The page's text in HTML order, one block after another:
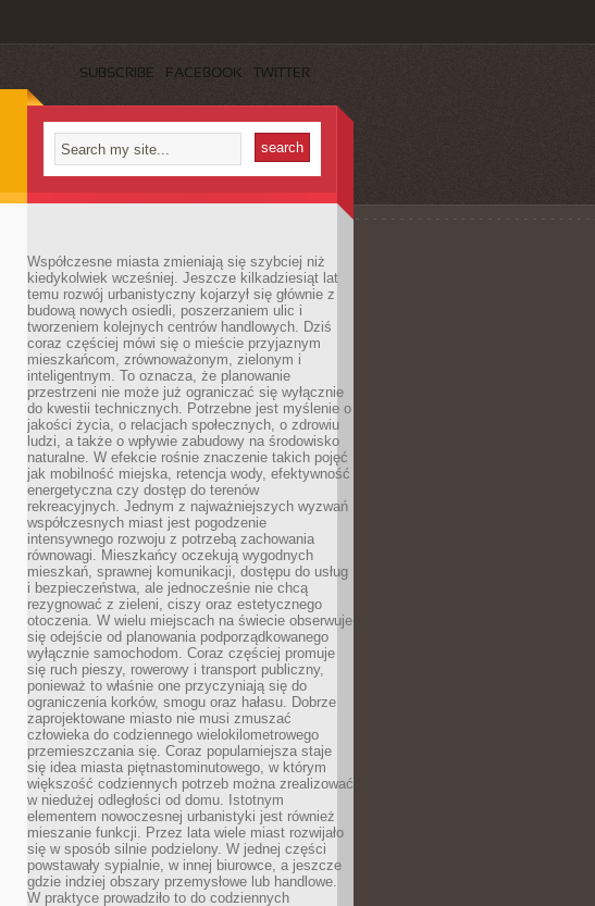
SUBSCRIBE FACEBOOK TWITTER
Współczesne miasta zmieniają się szybciej niż
kiedykolwiek wcześniej. Jeszcze kilkadziesiąt lat
temu rozwój urbanistyczny kojarzył się głównie z
budową nowych osiedli, poszerzaniem ulic i
tworzeniem kolejnych centrów handlowych. Dziś
coraz częściej mówi się o mieście przyjaznym
mieszkańcom, zrównoważonym, zielonym i
inteligentnym. To oznacza, że planowanie
przestrzeni nie może już ograniczać się wyłącznie
do kwestii technicznych. Potrzebne jest myślenie o
jakości życia, o relacjach społecznych, o zdrowiu
ludzi, a także o wpływie zabudowy na środowisko
naturalne. W efekcie rośnie znaczenie takich pojęć
jak mobilność miejska, retencja wody, efektywność
energetyczna czy dostęp do terenów
rekreacyjnych. Jednym z najważniejszych wyzwań
współczesnych miast jest pogodzenie
intensywnego rozwoju z potrzebą zachowania
równowagi. Mieszkańcy oczekują wygodnych
mieszkań, sprawnej komunikacji, dostępu do usług
i bezpieczeństwa, ale jednocześnie nie chcą
rezygnować z zieleni, ciszy oraz estetycznego
otoczenia. W wielu miejscach na świecie obserwuje
się odejście od planowania podporządkowanego
wyłącznie samochodom. Coraz częściej promuje
się ruch pieszy, rowerowy i transport publiczny,
ponieważ to właśnie one przyczyniają się do
ograniczenia korków, smogu oraz hałasu. Dobrze
zaprojektowane miasto nie musi zmuszać
człowieka do codziennego wielokilometrowego
przemieszczania się. Coraz popularniejsza staje
się idea miasta piętnastominutowego, w którym
większość codziennych potrzeb można zrealizować
w niedużej odległości od domu. Istotnym
elementem nowoczesnej urbanistyki jest również
mieszanie funkcji. Przez lata wiele miast rozwijało
się w sposób silnie podzielony. W jednej części
powstawały sypialnie, w innej biurowce, a jeszcze
gdzie indziej obszary przemysłowe lub handlowe.
W praktyce prowadziło to do codziennych